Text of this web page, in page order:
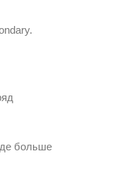
больше